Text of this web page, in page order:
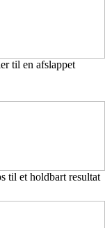
til en afslappet
til et holdbart resultat